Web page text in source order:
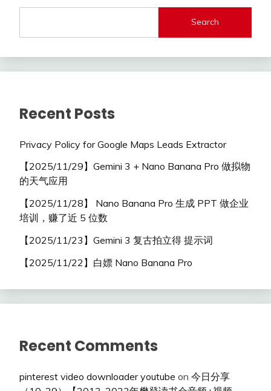
Search
Recent Posts
Privacy Policy for Google Maps Leads Extractor
【2025/11/29】Gemini 3 + Nano Banana Pro 做拟物
的天气应用
【2025/11/28】 Nano Banana Pro 生成 PPT 做企业
培训，赚了近 5 位数
【2025/11/23】Gemini 3 复古拍立得 提示词
【2025/11/22】白嫖 Nano Banana Pro
Recent Comments
pinterest video downloader youtube on 今日分享